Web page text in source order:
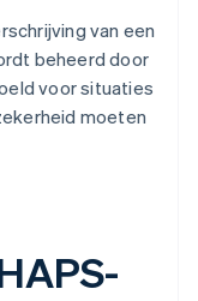
van een
beheerd door
voor situaties
moeten